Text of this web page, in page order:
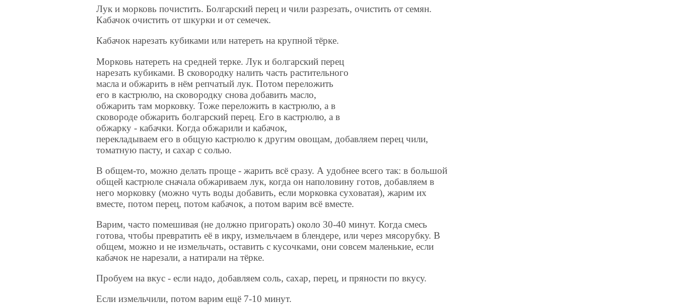
Лук и морковь почистить. Болгарский перец и чили разрезать, очистить от семян.
Кабачок очистить от шкурки и от семечек.
Кабачок нарезать кубиками или натереть на крупной тёрке.
Морковь натереть на средней терке. Лук и болгарский перец
нарезать кубиками. В сковородку налить часть растительного
масла и обжарить в нём репчатый лук. Потом переложить
его в кастрюлю, на сковородку снова добавить масло,
обжарить там морковку. Тоже переложить в кастрюлю, а в
сковороде обжарить болгарский перец. Его в кастрюлю, а в
обжарку - кабачки. Когда обжарили и кабачок,
перекладываем его в общую кастрюлю к другим овощам, добавляем перец чили,
томатную пасту, и сахар с солью.
В общем-то, можно делать проще - жарить всё сразу. А удобнее всего так: в большой
общей кастрюле сначала обжариваем лук, когда он наполовину готов, добавляем в
него морковку (можно чуть воды добавить, если морковка суховатая), жарим их
вместе, потом перец, потом кабачок, а потом варим всё вместе.
Варим, часто помешивая (не должно пригорать) около 30-40 минут. Когда смесь
готова, чтобы превратить её в икру, измельчаем в блендере, или через мясорубку. В
общем, можно и не измельчать, оставить с кусочками, они совсем маленькие, если
кабачок не нарезали, а натирали на тёрке.
Пробуем на вкус - если надо, добавляем соль, сахар, перец, и пряности по вкусу.
Если измельчили, потом варим ещё 7-10 минут.